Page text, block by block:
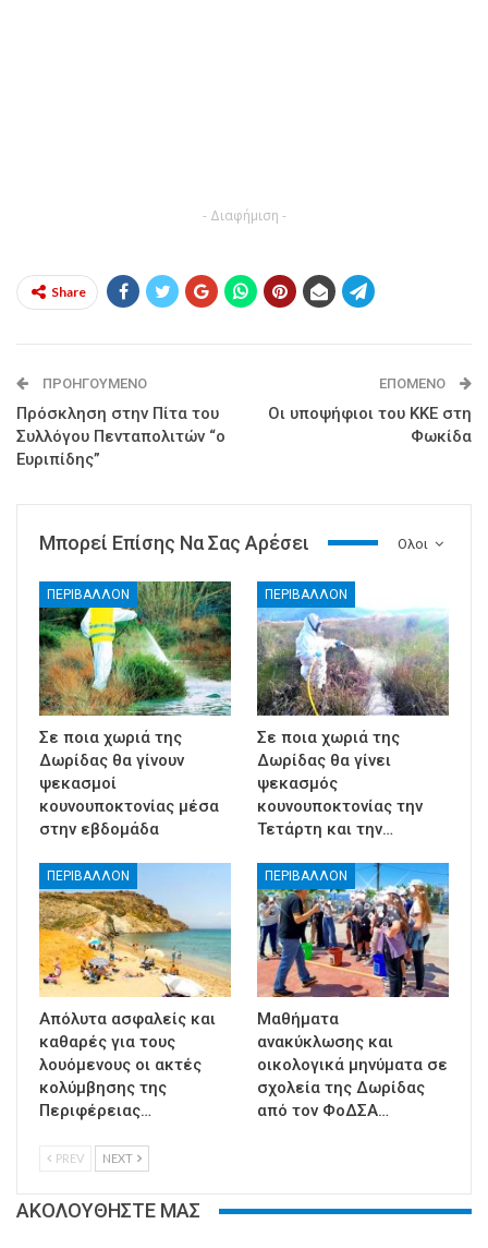
- Διαφήμιση -
Share
ΠΡΟΗΓΟΎΜΕΝΟ
Πρόσκληση στην Πίτα του
Συλλόγου Πενταπολιτών “ο
Ευριπίδης”
ΕΠΌΜΕΝΟ
Οι υποψήφιοι του ΚΚΕ στη
Φωκίδα
Ολοι
Μπορεί Επίσης Να Σας Αρέσει
ΠΕΡΙΒΑΛΛΟΝ
Σε ποια χωριά της
Δωρίδας θα γίνουν
ψεκασμοί
κουνουποκτονίας μέσα
στην εβδομάδα
ΠΕΡΙΒΑΛΛΟΝ
Σε ποια χωριά της
Δωρίδας θα γίνει
ψεκασμός
κουνουποκτονίας την
Τετάρτη και την…
ΠΕΡΙΒΑΛΛΟΝ
Απόλυτα ασφαλείς και
καθαρές για τους
λουόμενους οι ακτές
κολύμβησης της
Περιφέρειας…
ΠΕΡΙΒΑΛΛΟΝ
Μαθήματα
ανακύκλωσης και
οικολογικά μηνύματα σε
σχολεία της Δωρίδας
από τον ΦοΔΣΑ…
PREV NEXT
ΑΚΟΛΟΥΘΗΣΤΕ ΜΑΣ